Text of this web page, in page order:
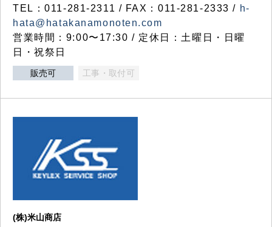
TEL：011-281-2311 / FAX：011-281-2333 / h-
hata@hatakanamonoten.com
営業時間：9:00〜17:30 / 定休日：土曜日・日曜
日・祝祭日
販売可 工事・取付可
(株)米山商店